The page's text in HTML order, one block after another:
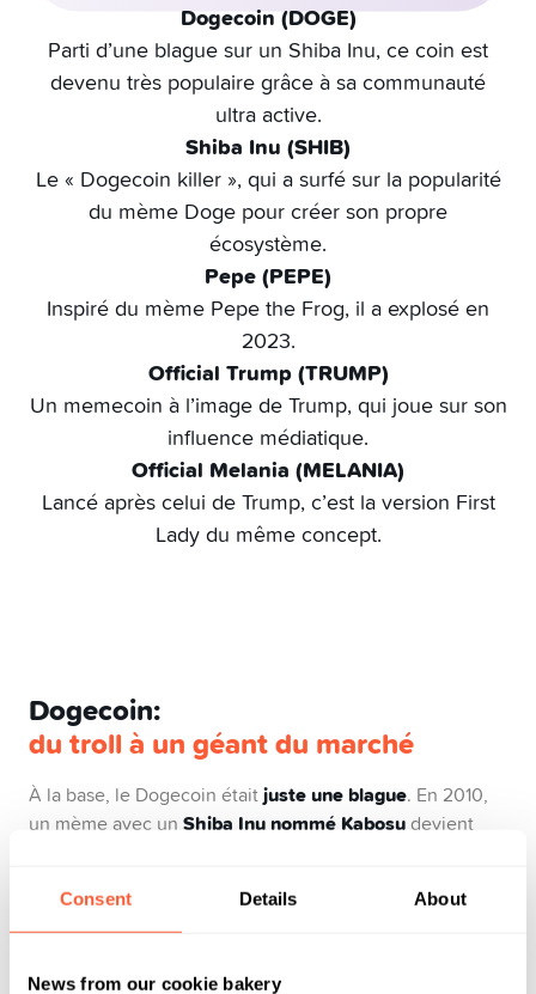
Consent Details About
News from our cookie bakery
Dogecoin (DOGE)
Parti d’une blague sur un Shiba Inu, ce coin est
devenu très populaire grâce à sa communauté
ultra active.
Shiba Inu (SHIB)
Le « Dogecoin killer », qui a surfé sur la popularité
du mème Doge pour créer son propre
écosystème.
Pepe (PEPE)
Inspiré du mème Pepe the Frog, il a explosé en
2023.
Official Trump (TRUMP)
Un memecoin à l’image de Trump, qui joue sur son
influence médiatique.
Official Melania (MELANIA)
Lancé après celui de Trump, c’est la version First
Lady du même concept.
Dogecoin:
du troll à un géant du marché
À la base, le Dogecoin étaitjuste une blague. En 2010,
un mème avec un Shiba Inu nommé Kabosudevient
parodie du Bitcoin. Sauf que… la blague prend. Dogecoin
devient un moyen de donner des